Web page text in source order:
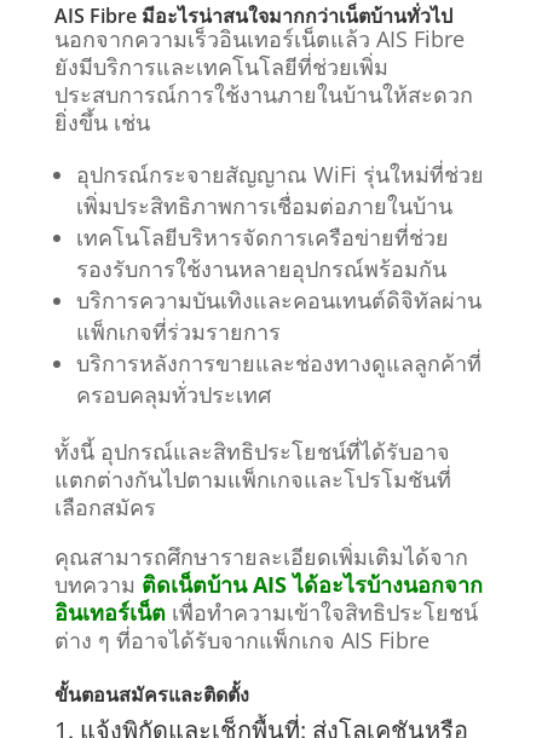
AIS Fibre มีอะไรน่าสนใจมากกว่าเน็ตบ้านทั่วไป
นอกจากความเร็วอินเทอร์เน็ตแล้ว AIS Fibre
ยังมีบริการและเทคโนโลยีที่ช่วยเพิ่ม
ประสบการณ์การใช้งานภายในบ้านให้สะดวก
ยิ่งขึ้น เช่น
อุปกรณ์กระจายสัญญาณ WiFi รุ่นใหม่ที่ช่วย
เพิ่มประสิทธิภาพการเชื่อมต่อภายในบ้าน
เทคโนโลยีบริหารจัดการเครือข่ายที่ช่วย
รองรับการใช้งานหลายอุปกรณ์พร้อมกัน
บริการความบันเทิงและคอนเทนต์ดิจิทัลผ่าน
แพ็กเกจที่ร่วมรายการ
บริการหลังการขายและช่องทางดูแลลูกค้าที่
ครอบคลุมทั่วประเทศ
ทั้งนี้ อุปกรณ์และสิทธิประโยชน์ที่ได้รับอาจ
แตกต่างกันไปตามแพ็กเกจและโปรโมชันที่
เลือกสมัคร
คุณสามารถศึกษารายละเอียดเพิ่มเติมได้จาก
บทความ ติดเน็ตบ้าน AIS ได้อะไรบ้างนอกจาก
อินเทอร์เน็ตเพื่อทำความเข้าใจสิทธิประโยชน์
ต่าง ๆ ที่อาจได้รับจากแพ็กเกจ AIS Fibre
ขั้นตอนสมัครและติดตั้ง
1. แจ้งพิกัดและเช็กพื้นที่: ส่งโลเคชันหรือ